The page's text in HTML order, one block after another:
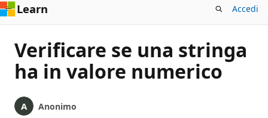
Learn Accedi
Verificare se una stringa
ha in valore numerico
Anonimo